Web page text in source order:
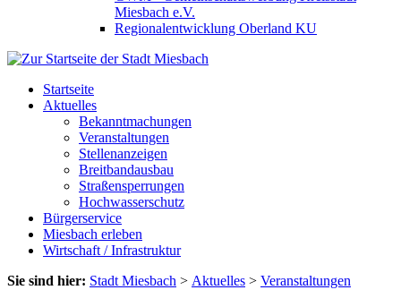
Miesbach e.V.
Regionalentwicklung Oberland KU
Startseite
Aktuelles
Bekanntmachungen
Veranstaltungen
Stellenanzeigen
Breitbandausbau
Straßensperrungen
Hochwasserschutz
Bürgerservice
Miesbach erleben
Wirtschaft / Infrastruktur
Sie sind hier: Stadt Miesbach > Aktuelles > Veranstaltungen